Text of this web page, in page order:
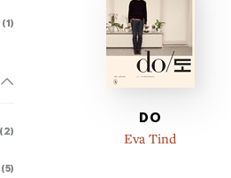
(1)
(2)
(5)
DO
Eva Tind